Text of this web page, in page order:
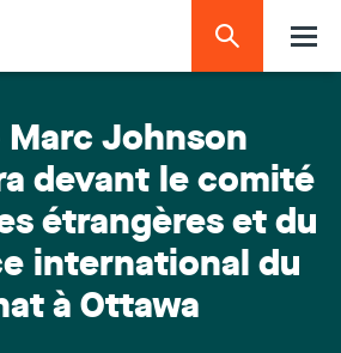
Marc Johnson
devant le comité
étrangères et du
international du
à Ottawa